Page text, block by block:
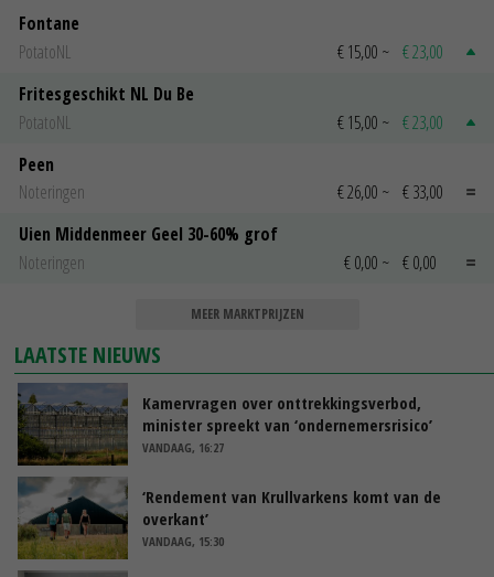
Fontane
PotatoNL
€ 15,00 ~ € 23,00
Fritesgeschikt NL Du Be
PotatoNL
€ 15,00 ~ € 23,00
Peen
Noteringen
€ 26,00 ~ € 33,00
Uien Middenmeer Geel 30-60% grof
Noteringen
€ 0,00 ~ € 0,00
MEER MARKTPRIJZEN
LAATSTE NIEUWS
Kamervragen over onttrekkingsverbod,
minister spreekt van ‘ondernemersrisico’
VANDAAG, 16:27
‘Rendement van Krullvarkens komt van de
overkant’
VANDAAG, 15:30